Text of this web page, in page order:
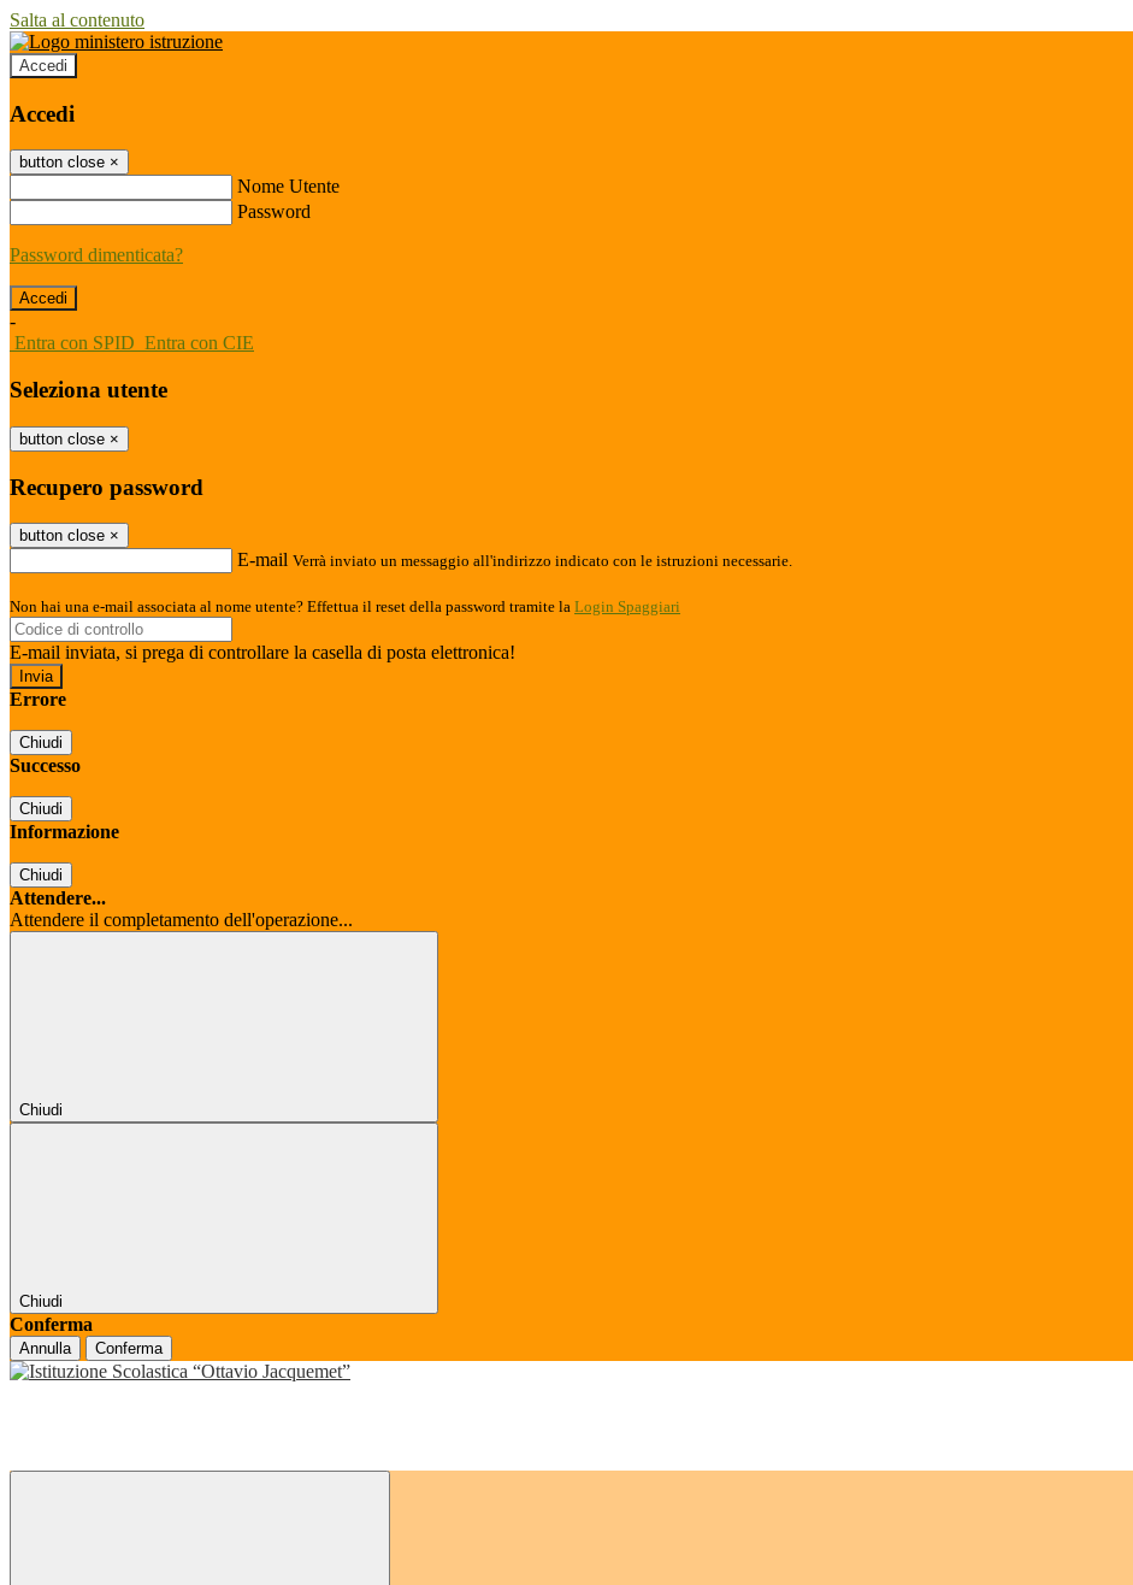
Salta al contenuto
Accedi
Accedi
button close ×
Nome Utente
Password
Password dimenticata?
-
Entra con SPID Entra con CIE
Seleziona utente
button close ×
Recupero password
button close ×
E-mail Verrà inviato un messaggio all'indirizzo indicato con le istruzioni necessarie.
Non hai una e-mail associata al nome utente? Effettua il reset della password tramite la Login Spaggiari
E-mail inviata, si prega di controllare la casella di posta elettronica!
Errore
Chiudi
Successo
Chiudi
Informazione
Chiudi
Attendere...
Attendere il completamento dell'operazione...
Chiudi
Chiudi
Conferma
Annulla Conferma